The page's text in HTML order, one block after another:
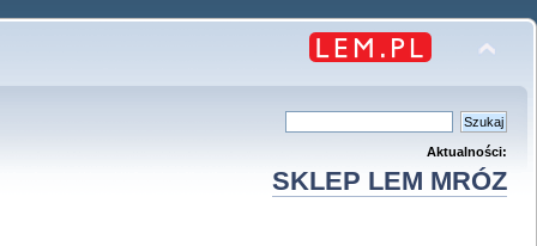
Aktualności:
SKLEP LEM MRÓZ